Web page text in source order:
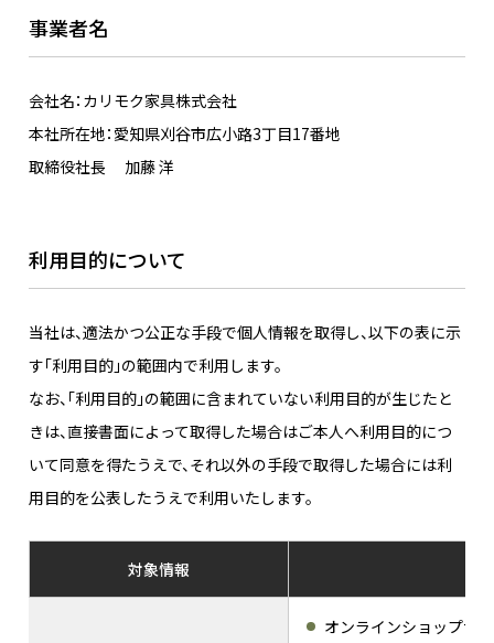
事業者名
会社名：カリモク家具株式会社
本社所在地：愛知県刈谷市広小路3丁目17番地
取締役社長 加藤 洋
利用目的について
当社は、適法かつ公正な手段で個人情報を取得し、以下の表に示
す「利用目的」の範囲内で利用します。
なお、「利用目的」の範囲に含まれていない利用目的が生じたと
きは、直接書面によって取得した場合はご本人へ利用目的につ
いて同意を得たうえで、それ以外の手段で取得した場合には利
用目的を公表したうえで利用いたします。
対象情報
オンラインショップサ